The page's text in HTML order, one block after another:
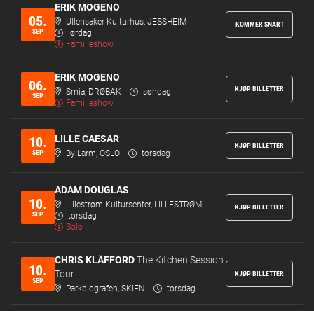
05.
SEP
ERIK MOGENO
Ullensaker Kulturhus, JESSHEIM
lørdag
Familieshow
KOMMER SNART
06.
SEP
ERIK MOGENO
Smia, DRØBAK
søndag
Familieshow
KJØP BILLETTER
10.
SEP
LILLE CAESAR
By:Larm, OSLO torsdag
KJØP BILLETTER
10.
SEP
ADAM DOUGLAS
Lillestrøm Kultursenter, LILLESTRØM
torsdag
Solo
KJØP BILLETTER
10.
SEP
CHRIS KLÄFFORDThe Kitchen Session
Tour
Parkbiografen, SKIEN torsdag
KJØP BILLETTER